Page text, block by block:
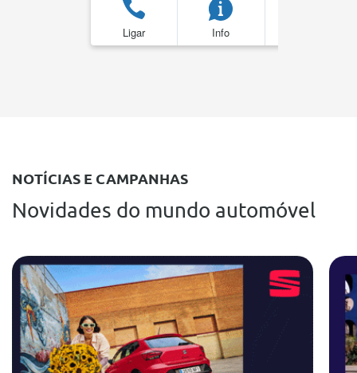
Ligar Info
NOTÍCIAS E CAMPANHAS
Novidades do mundo automóvel